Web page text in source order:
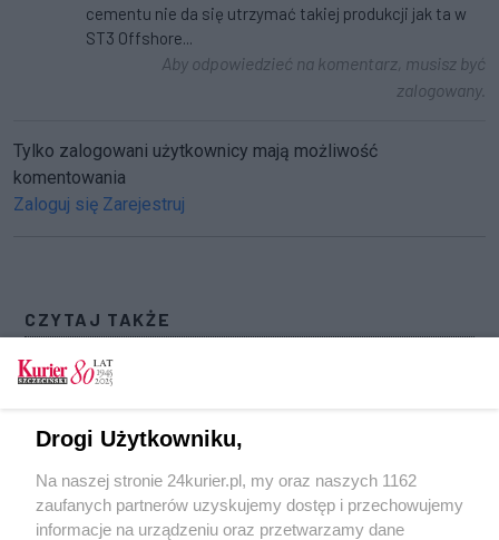
cementu nie da się utrzymać takiej produkcji jak ta w
ST3 Offshore...
Aby odpowiedzieć na komentarz, musisz być
zalogowany.
Tylko zalogowani użytkownicy mają możliwość
komentowania
Zaloguj się Zarejestruj
CZYTAJ TAKŻE
Zieloni martwią się o ST3. Fabryka na żyletki?
Prawie trzy lata po ogłoszeniu upadłości ST3
Offshore
Piąty przetarg bez efektu. Będzie kolejna próba
sprzedaży ST3 Offshore?
Drogi Użytkowniku,
Na naszej stronie 24kurier.pl, my oraz naszych 1162
zaufanych partnerów uzyskujemy dostęp i przechowujemy
informacje na urządzeniu oraz przetwarzamy dane